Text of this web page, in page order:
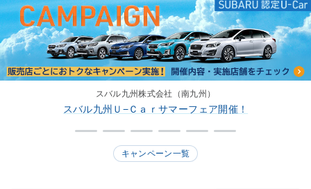
スバル九州株式会社（南九州）
スバル九州Ｕ−Ｃａｒサマーフェア開催！
キャンペーン一覧